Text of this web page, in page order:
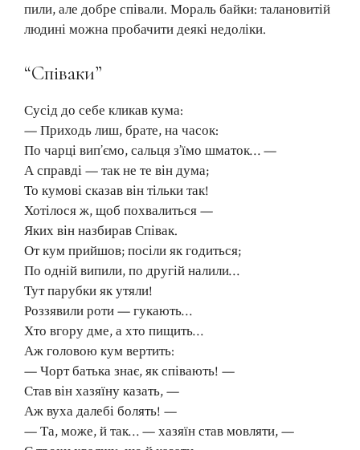
пили, але добре співали. Мораль байки: талановитій
людині можна пробачити деякі недоліки.
“Співаки”
Сусід до себе кликав кума:
— Приходь лиш, брате, на часок:
По чарці вип’ємо, сальця з’їмо шматок… —
А справді — так не те він дума;
То кумові сказав він тільки так!
Хотілося ж, щоб похвалиться —
Яких він назбирав Співак.
От кум прийшов; посіли як годиться;
По одній випили, по другій налили…
Тут парубки як утяли!
Роззявили роти — гукають…
Хто вгору дме, а хто пищить…
Аж головою кум вертить:
— Чорт батька знає, як співають! —
Став він хазяїну казать, —
Аж вуха далебі болять! —
— Та, може, й так… — хазяїн став мовляти, —